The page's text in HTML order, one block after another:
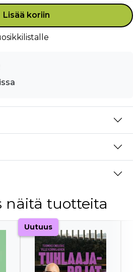
Lisää koriin
näitä tuotteita
Uutuus